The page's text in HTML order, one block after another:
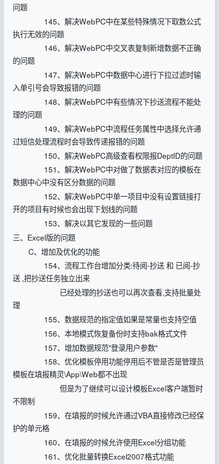
问题
145、解决WebPC中在某些特殊情况下取数公式
执行无效的问题
146、解决WebPC中交叉表复制新增数据不正确
的问题
147、解决WebPC中数据中心进行下拉过滤时输
入单引号会导致报错的问题
148、解决WebPC中有些情况下抄送流程不能处
理的问题
149、解决WebPC中流程任务属性中选择允许通
过短信处理流程时会导致传递报错的问题
150、解决WebPC高级查看权限报DeptID的问题
151、解决WebPC中对做了数据表对应的模板在
数据中心中没有区分数据的问题
152、解决WebPC中单一项目中没有设置链接打
开的项目有时候也会出现下划线的问题
153、解决以其它发现的一些问题
三、Excel版的问题
C、增加及优化的功能
154、流程工作台增加分类:待阅-抄送 和 已阅-抄
送 ,把抄送任务独立出来
已经处理的抄送也可以再次查看,支持批量处
理
155、数据规范的指定值如果是常量也支持空值
156、本地模式恢复备份时支持bak格式文件
157、增加数据规范"登录用户参数"
158、优化模板停用功能停用后不管是否是管理员
模板在填报精灵\App\Web都不出现
但是为了继续可以设计模板Excel客户端暂时
不限制
159、在填报的时候允许通过VBA直接修改已经保
护的单元格
160、在填报的时候允许使用Excel分组功能
161、优化批量转换Excel2007格式功能